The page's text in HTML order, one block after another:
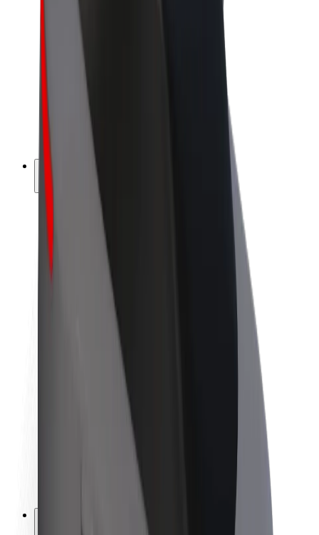
Výdělky kurýra
Flotily
Franšízy
O společnosti Bolt
Udržitelnost podle Boltu
Projekt Zero
Tiskové centrum
Pokyny ke značce
Vztahy s investory